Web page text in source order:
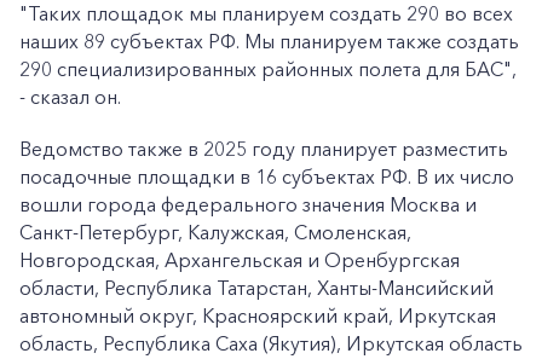
"Таких площадок мы планируем создать 290 во всех
наших 89 субъектах РФ. Мы планируем также создать
290 специализированных районных полета для БАС",
- сказал он.
Ведомство также в 2025 году планирует разместить
посадочные площадки в 16 субъектах РФ. В их число
вошли города федерального значения Москва и
Санкт-Петербург, Калужская, Смоленская,
Новгородская, Архангельская и Оренбургская
области, Республика Татарстан, Ханты-Мансийский
автономный округ, Красноярский край, Иркутская
область, Республика Саха (Якутия), Иркутская область